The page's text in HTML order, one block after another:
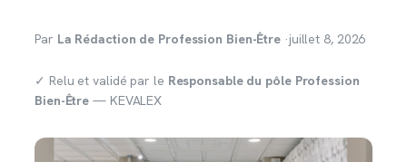
Par La Rédaction de Profession Bien-Être ·juillet 8, 2026
✓ Relu et validé par le Responsable du pôle Profession
Bien-Être — KEVALEX